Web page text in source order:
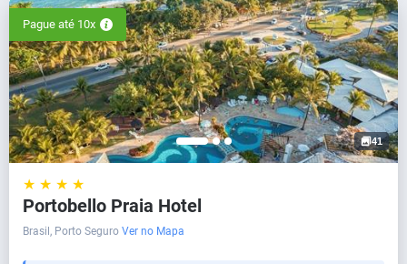
Pague até 10x
41
★ ★ ★ ★
Portobello Praia Hotel
Brasil, Porto Seguro Ver no Mapa